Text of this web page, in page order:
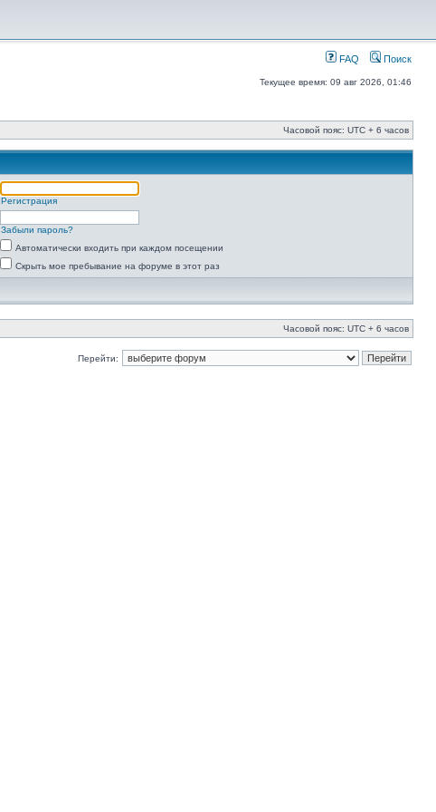
FAQ Поиск
Текущее время: 09 авг 2026, 01:46
Часовой пояс: UTC + 6 часов
Регистрация
Забыли пароль?
Автоматически входить при каждом посещении
Скрыть мое пребывание на форуме в этот раз
Часовой пояс: UTC + 6 часов
Перейти: